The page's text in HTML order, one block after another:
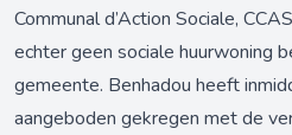
Communal d’Action Sociale,
echter geen sociale huurwoning
gemeente. Benhadou heeft
aangeboden gekregen met de